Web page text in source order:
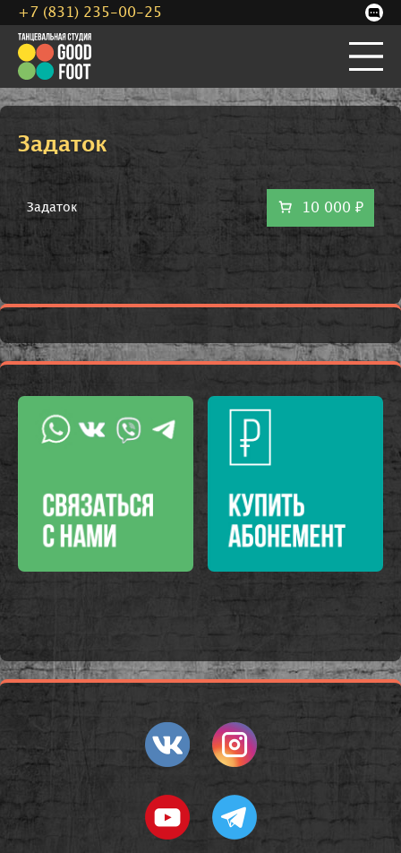
Задаток
Задаток 10 000 ₽
+7 (831) 235-00-25